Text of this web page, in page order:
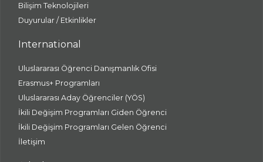
Bilişim Teknolojileri
Duyurular / Etkinlikler
International
Uluslararası Öğrenci Danışmanlık Ofisi
Erasmus+ Programları
Uluslararası Aday Öğrenciler (YÖS)
İkili Değişim Programları Giden Öğrenci
İkili Değişim Programları Gelen Öğrenci
İletişim